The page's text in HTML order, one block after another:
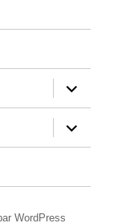
ouvrir
le
sous-
menu
ouvrir
le
sous-
WordPress